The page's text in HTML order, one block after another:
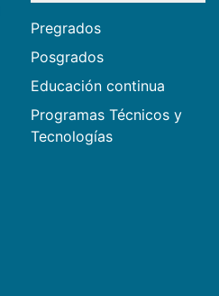
Pregrados
Posgrados
Educación continua
Programas Técnicos y
Tecnologías